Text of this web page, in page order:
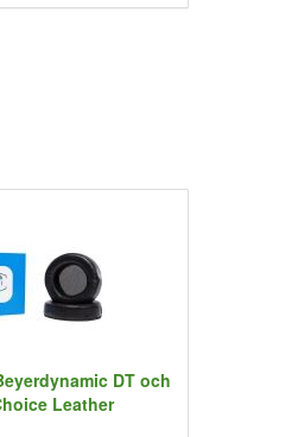
DT och
Leather